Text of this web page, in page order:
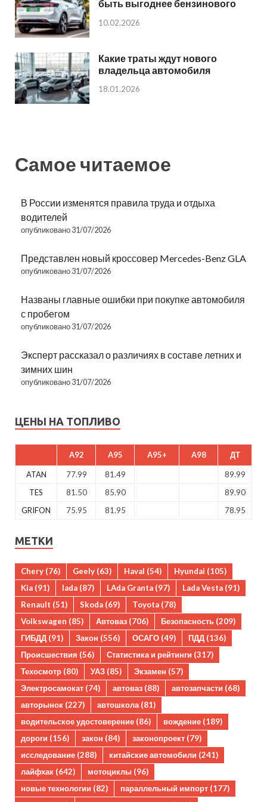
быть выгоднее бензинового
10.02.2026
Какие траты ждут нового
владельца автомобиля
18.01.2026
Самое читаемое
В России изменятся правила труда и отдыха
водителей
опубликовано 31/07/2026
Представлен новый кроссовер Mercedes-Benz GLA
опубликовано 31/07/2026
Названы главные ошибки при покупке автомобиля
с пробегом
опубликовано 31/07/2026
Эксперт рассказал о различиях в составе летних и
зимних шин
опубликовано 31/07/2026
ЦЕНЫ НА ТОПЛИВО
A92 A95 A95+ A98 ДТ
ATAN 77.99 81.49
89.99
TES
81.50 85.90
89.90
GRIFON
75.95 81.95 78.95
МЕТКИ
Chery (76) Geely (63) Haval (54) Hyundai (105)
Kia (91) lada (87) LAda Granta (97) Lada Vesta (91)
Renault (51) Skoda (69) Toyota (78)
Volkswagen (85) Автоваз (706) Безопасность (209)
ГИБДД (91) Закон (556) ОСАГО (49) ПДД (136)
Происшествия (56) Статистика и рейтинги (317)
Техосмотр (80) УАЗ (85) Экзамен (57)
Электросамокат (74) автоваз (88) автозапчасти (68)
авторынок (227) автошкола(81)
водительское удостоверение (86) вождение (189)
дороги (156) закон (84) законопроект (79)
исследование (288) китайские автомобили (241)
лайфхак (642) мотоциклы (96)
новые технологии (82) параллельный импорт (177)